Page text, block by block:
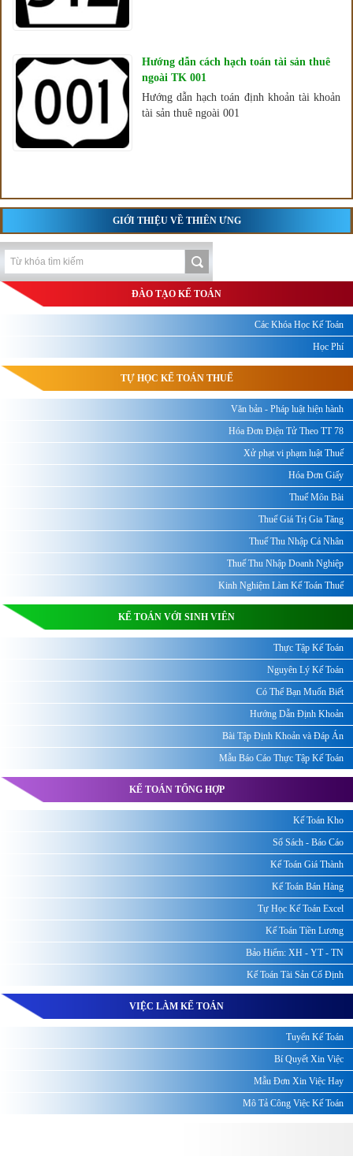
Hướng dẫn cách hạch toán tài sản thuê
ngoài TK 001
Hướng dẫn hạch toán định khoản tài khoản
tài sản thuê ngoài 001
GIỚI THIỆU VỀ THIÊN ƯNG
ĐÀO TẠO KẾ TOÁN
Các Khóa Học Kế Toán
Học Phí
TỰ HỌC KẾ TOÁN THUẾ
Văn bản - Pháp luật hiện hành
Hóa Đơn Điện Tử Theo TT 78
Xử phạt vi phạm luật Thuế
Hóa Đơn Giấy
Thuế Môn Bài
Thuế Giá Trị Gia Tăng
Thuế Thu Nhập Cá Nhân
Thuế Thu Nhập Doanh Nghiệp
Kinh Nghiệm Làm Kế Toán Thuế
KẾ TOÁN VỚI SINH VIÊN
Thực Tập Kế Toán
Nguyên Lý Kế Toán
Có Thể Bạn Muốn Biết
Hướng Dẫn Định Khoản
Bài Tập Định Khoản và Đáp Án
Mẫu Báo Cáo Thực Tập Kế Toán
KẾ TOÁN TỔNG HỢP
Kế Toán Kho
Sổ Sách - Báo Cáo
Kế Toán Giá Thành
Kế Toán Bán Hàng
Tự Học Kế Toán Excel
Kế Toán Tiền Lương
Bảo Hiểm: XH - YT - TN
Kế Toán Tài Sản Cố Định
VIỆC LÀM KẾ TOÁN
Tuyển Kế Toán
Bí Quyết Xin Việc
Mẫu Đơn Xin Việc Hay
Mô Tả Công Việc Kế Toán